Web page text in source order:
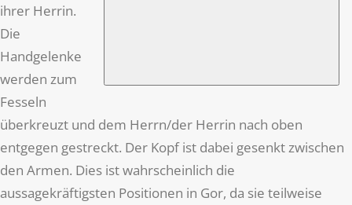
ihrer Herrin.
Die
Handgelenke
werden zum
Fesseln
überkreuzt und dem Herrn/der Herrin nach oben
entgegen gestreckt. Der Kopf ist dabei gesenkt zwischen
den Armen. Dies ist wahrscheinlich die
aussagekräftigsten Positionen in Gor, da sie teilweise